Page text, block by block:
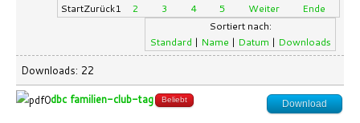
StartZurück1 2 3 4 5 Weiter
Ende
Sortiert nach:
Standard | Name | Datum | Downloads
Downloads: 22
dbc familien-club-tag
Beliebt Download